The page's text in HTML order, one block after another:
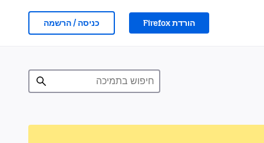
הורדת Firefox כניסה / הרשמה